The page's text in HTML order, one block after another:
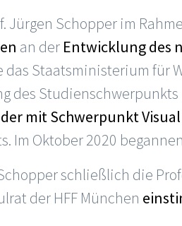
Jürgen Schopper im
an der Entwicklung des
Staatsministerium für
des Studienschwerpunkts
mit Schwerpunkt
Im Oktober 2020
schließlich die
der HFF München